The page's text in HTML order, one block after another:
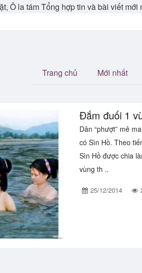
Ô la tám Tổng hợp tin và bài viết
Trang chủ Mới nhất
Đắm đuối 1
Dân “phượt” mê
có Sìn Hồ. Theo
Sìn Hồ được chia
vùng th ..
25/12/2014